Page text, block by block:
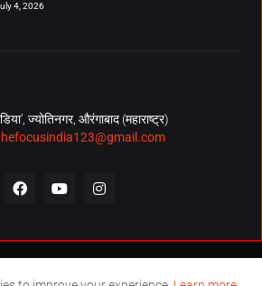
4, 2026
ज्योतिनगर, औरंगाबाद (महाराष्ट्र)
Us The Focus India Policy